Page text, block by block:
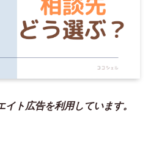
ト広告を利用しています。